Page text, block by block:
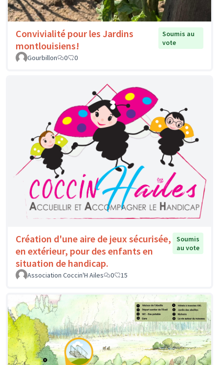
Convivialité pour les Jardins
montlouisiens!
Soumis au
vote
Gourbillon
0 0
Création d'une aire de jeux sécurisée,
en extérieur, pour des enfants en
situation de handicap.
Soumis
au vote
Association Coccin'H Ailes 0 15